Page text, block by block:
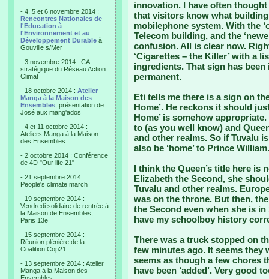
- 4, 5 et 6 novembre 2014 :
Rencontres Nationales de
l'Education à
l'Environnement et au
Développement Durable à
Gouville s/Mer
- 3 novembre 2014 : CA
stratégique du Réseau Action
Climat
- 18 octobre 2014 : Atelier
Manga à la Maison des
Ensembles , présentation de
José aux mang'ados
- 4 et 11 octobre 2014 :
Ateliers Manga à la Maison
des Ensembles
- 2 octobre 2014 : Conférence
de 4D "Our life 21"
- 21 septembre 2014 :
People's climate march
- 19 septembre 2014 :
Vendredi solidaire de rentrée à
la Maison de Ensembles,
Paris 13e
- 15 septembre 2014 :
Réunion plénière de la
Coalition Cop21
- 13 septembre 2014 : Atelier
Manga à la Maison des
innovation. I have often
that visitors know what
mobilephone system. With the
Telecom building, and the
confusion. All is clear now.
‘Cigarettes – the Killer’ with a
ingredients. That sign has
permanent.
Eti tells me there is a sign on
Home’. He reckons it should
Home’ is somehow
to (as you well know) and
and other realms. So if Tuvalu
also be ‘home’ to Prince William.
I think the Queen’s title here is
Elizabeth the Second, she
Tuvalu and other realms.
was on the throne. But then,
the Second even when she is
have my schoolboy history
There was a truck stopped on
few minutes ago. It seems they
seems as though a few chores
have been ‘added’. Very good